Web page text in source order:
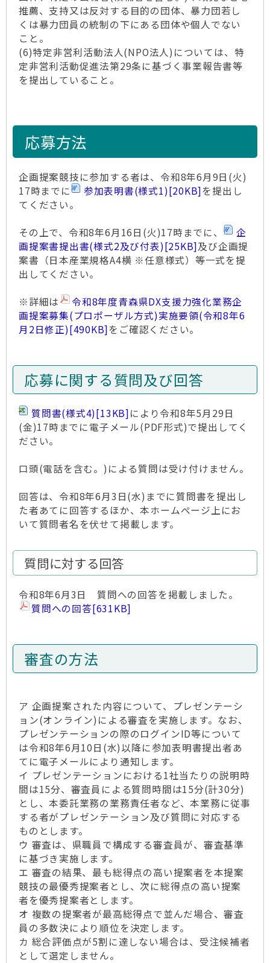
推薦、支持又は反対する目的の団体、暴力団若し
くは暴力団員の統制の下にある団体や個人でない
こと。
(6)特定非営利活動法人(NPO法人)については、特
定非営利活動促進法第29条に基づく事業報告書等
を提出していること。
応募方法
企画提案競技に参加する者は、令和8年6月9日(火)
17時までに
参加表明書(様式1)[20KB]を提出し
てください。
その上で、令和8年6月16日(火)17時までに、
企
画提案書提出書(様式2及び付表)[25KB]及び企画提
案書（日本産業規格A4横 ※任意様式）等一式を提
出してください。
※詳細は
令和8年度青森県DX支援力強化業務企
画提案募集(プロポーザル方式)実施要領(令和8年6
月2日修正)[490KB]をご確認ください。
応募に関する質問及び回答
質問書(様式4)[13KB]により令和8年5月29日
(金)17時までに電子メール(PDF形式)で提出してく
ださい。
口頭(電話を含む。)による質問は受け付けません。
回答は、令和8年6月3日(水)までに質問書を提出し
た者あてに回答するほか、本ホームページ上にお
いて質問者名を伏せて掲載します。
質問に対する回答
令和8年6月3日 質問への回答を掲載しました。
質問への回答[631KB]
審査の方法
ア 企画提案された内容について、プレゼンテーシ
ョン(オンライン)による審査を実施します。なお、
プレゼンテーションの際のログインID等について
は令和8年6月10日(水)以降に参加表明書提出者あ
てに電子メールにより通知します。
イ プレゼンテーションにおける1社当たりの説明時
間は15分、審査員による質問時間は15分(計30分)
とし、本委託業務の業務責任者など、本業務に従事
する者がプレゼンテーション及び質問に対応する
ものとします。
ウ 審査は、県職員で構成する審査員が、審査基準
に基づき実施します。
エ 審査の結果、最も総得点の高い提案者を本提案
競技の最優秀提案者とし、次に総得点の高い提案
者を優秀提案者とします。
オ 複数の提案者が最高総得点で並んだ場合、審査
員の多数決により順位を決定します。
カ 総合評価点が5割に達しない場合は、受注候補者
として選定しません。